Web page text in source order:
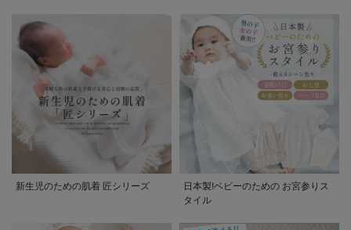
新生児のための肌着 匠シリーズ
日本製!ベビーのための お宮参りス
タイル